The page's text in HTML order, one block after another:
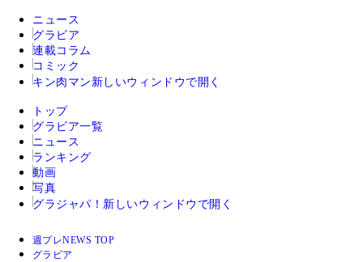
ニュース
グラビア
連載コラム
コミック
キン肉マン 新しいウィンドウで開く
トップ
グラビア一覧
ニュース
ランキング
動画
写真
グラジャパ！ 新しいウィンドウで開く
週プレNEWS TOP
グラビア